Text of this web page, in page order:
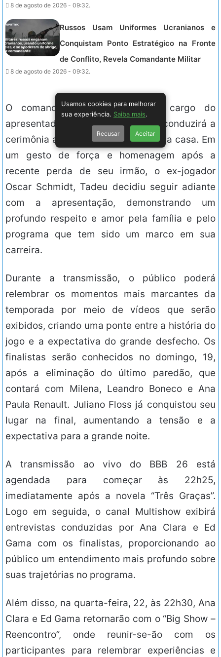
8 de agosto de 2026 - 09:32.
Russos Usam Uniformes Ucranianos e
Conquistam Ponto Estratégico na Fronte
de Conflito, Revela Comandante Militar
8 de agosto de 2026 - 09:32.
O comando da final ficará a cargo do
apresentador Tadeu Schmidt, que conduzirá a
cerimônia ao vivo na área externa da casa. Em
um gesto de força e homenagem após a
recente perda de seu irmão, o ex-jogador
Oscar Schmidt, Tadeu decidiu seguir adiante
com a apresentação, demonstrando um
profundo respeito e amor pela família e pelo
programa que tem sido um marco em sua
carreira.
Durante a transmissão, o público poderá
relembrar os momentos mais marcantes da
temporada por meio de vídeos que serão
exibidos, criando uma ponte entre a história do
jogo e a expectativa do grande desfecho. Os
finalistas serão conhecidos no domingo, 19,
após a eliminação do último paredão, que
contará com Milena, Leandro Boneco e Ana
Paula Renault. Juliano Floss já conquistou seu
lugar na final, aumentando a tensão e a
expectativa para a grande noite.
A transmissão ao vivo do BBB 26 está
agendada para começar às 22h25,
imediatamente após a novela “Três Graças”.
Logo em seguida, o canal Multishow exibirá
entrevistas conduzidas por Ana Clara e Ed
Gama com os finalistas, proporcionando ao
público um entendimento mais profundo sobre
suas trajetórias no programa.
Além disso, na quarta-feira, 22, às 22h30, Ana
Clara e Ed Gama retornarão com o “Big Show –
Reencontro”, onde reunir-se-ão com os
participantes para relembrar experiências e
Usamos cookies para melhorar
sua experiência. Saiba mais
Recusar Aceitar